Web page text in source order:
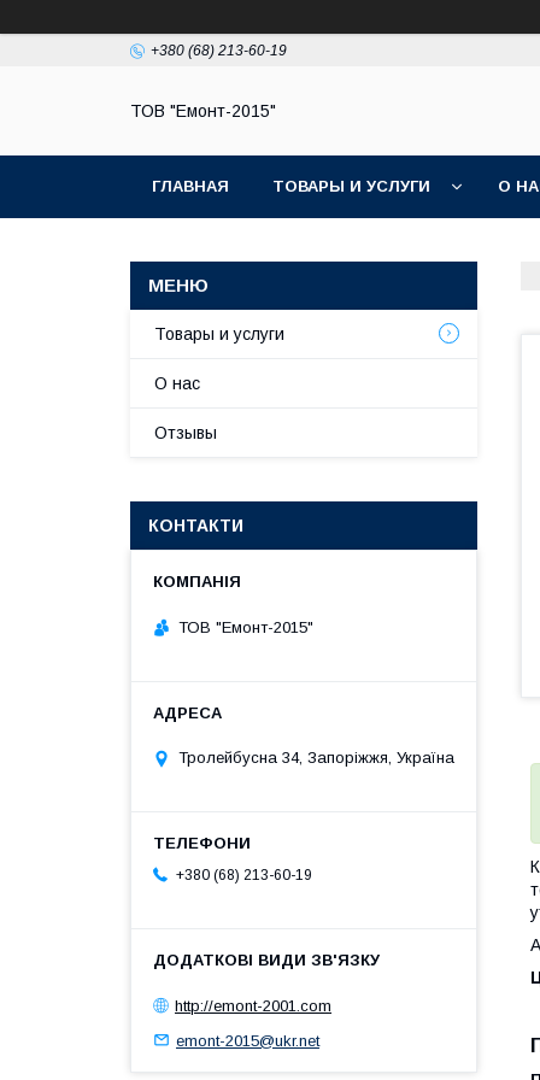
+380 (68) 213-60-19
ТОВ "Емонт-2015"
ГЛАВНАЯ ТОВАРЫ И УСЛУГИ О
Товары и услуги
О нас
Отзывы
КОНТАКТИ
ТОВ "Емонт-2015"
Тролейбусна 34, Запоріжжя, Україна
+380 (68) 213-60-19
http://emont-2001.com
emont-2015@ukr.net